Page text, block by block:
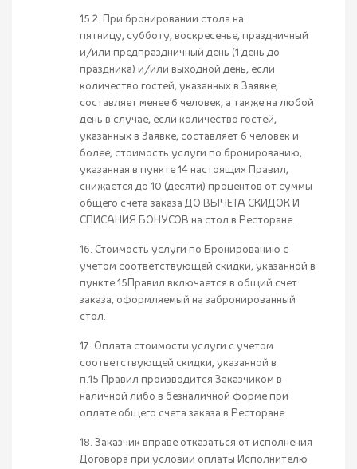
15.2. При бронировании стола на
пятницу, субботу, воскресенье, праздничный
и/или предпраздничный день (1 день до
праздника) и/или выходной день, если
количество гостей, указанных в Заявке,
составляет менее 6 человек, а также на любой
день в случае, если количество гостей,
указанных в Заявке, составляет 6 человек и
более, стоимость услуги по бронированию,
указанная в пункте 14 настоящих Правил,
снижается до 10 (десяти) процентов от суммы
общего счета заказа ДО ВЫЧЕТА СКИДОК И
СПИСАНИЯ БОНУСОВ на стол в Ресторане.
16. Стоимость услуги по Бронированию с
учетом соответствующей скидки, указанной в
пункте 15Правил включается в общий счет
заказа, оформляемый на забронированный
стол.
17. Оплата стоимости услуги с учетом
соответствующей скидки, указанной в
п.15 Правил производится Заказчиком в
наличной либо в безналичной форме при
оплате общего счета заказа в Ресторане.
18. Заказчик вправе отказаться от исполнения
Договора при условии оплаты Исполнителю